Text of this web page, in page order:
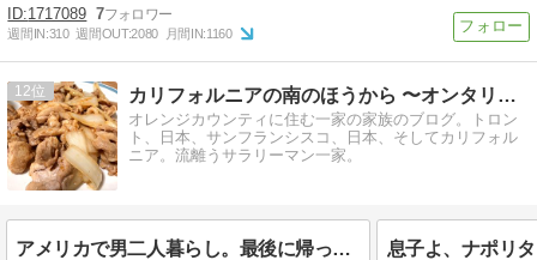
1717089 7
週間IN:310 週間OUT:2080 月間IN:1160
12 カリフォルニアの南のほうから 〜オンタリオ湖畔から・第四章
オレンジカウンティに住む一家の家族のブログ。トロン
ト、日本、サンフランシスコ、日本、そしてカリフォル
ニア。流離うサラリーマン一家。
アメリカで男二人暮らし。最後に帰ってきたのは、昭和の定番。